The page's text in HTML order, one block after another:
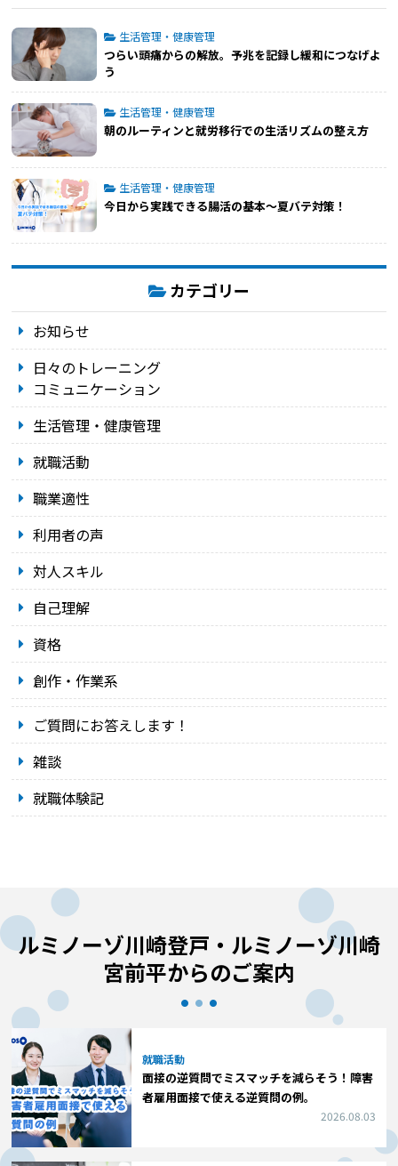
生活管理・健康管理
つらい頭痛からの解放。予兆を記録し緩和につなげよ
う
生活管理・健康管理
朝のルーティンと就労移行での生活リズムの整え方
生活管理・健康管理
今日から実践できる腸活の基本〜夏バテ対策！
カテゴリー
お知らせ
日々のトレーニング
コミュニケーション
生活管理・健康管理
就職活動
職業適性
利用者の声
対人スキル
自己理解
資格
創作・作業系
ご質問にお答えします！
雑談
就職体験記
ルミノーゾ川崎登戸・ルミノーゾ川崎
宮前平からのご案内
就職活動
面接の逆質問でミスマッチを減らそう！障害
者雇用面接で使える逆質問の例。
2026.08.03